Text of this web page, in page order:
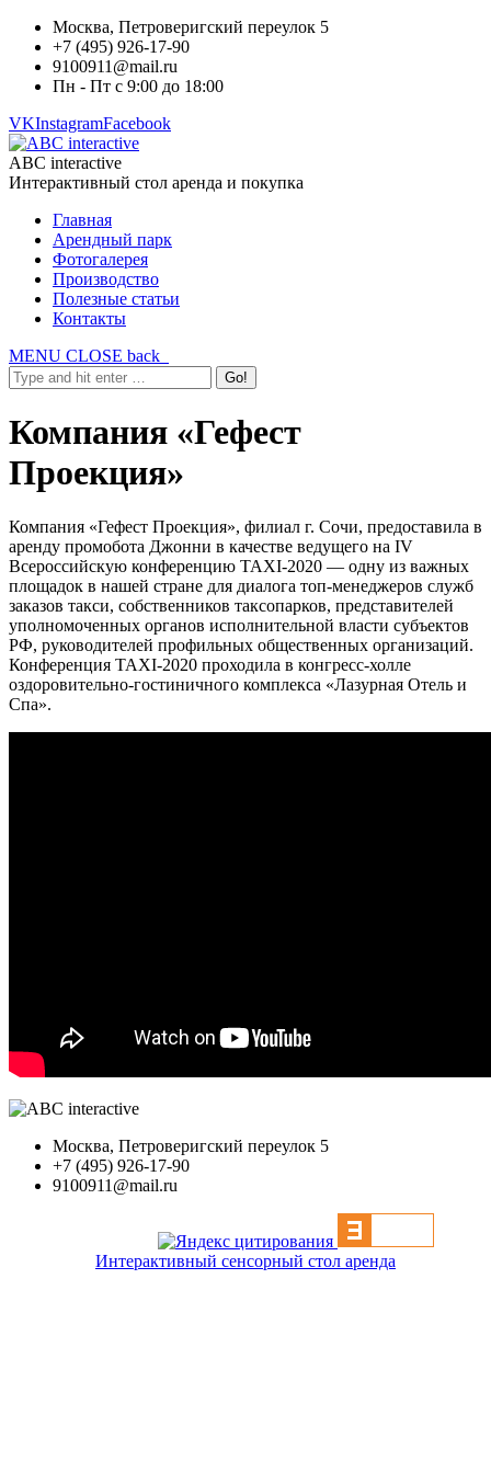
Москва, Петроверигский переулок 5
+7 (495) 926-17-90
9100911@mail.ru
Пн - Пт с 9:00 до 18:00
VKInstagramFacebook
ABC interactive
Интерактивный стол аренда и покупка
Главная
Арендный парк
Фотогалерея
Производство
Полезные статьи
Контакты
MENU CLOSE back
Компания «Гефест
Проекция»
Компания «Гефест Проекция», филиал г. Сочи, предоставила в
аренду промобота Джонни в качестве ведущего на IV
Всероссийскую конференцию TAXI-2020 — одну из важных
площадок в нашей стране для диалога топ-менеджеров служб
заказов такси, собственников таксопарков, представителей
уполномоченных органов исполнительной власти субъектов
РФ, руководителей профильных общественных организаций.
Конференция TAXI-2020 проходила в конгресс-холле
оздоровительно-гостиничного комплекса «Лазурная Отель и
Спа».
Москва, Петроверигский переулок 5
+7 (495) 926-17-90
9100911@mail.ru
Интерактивный сенсорный стол аренда